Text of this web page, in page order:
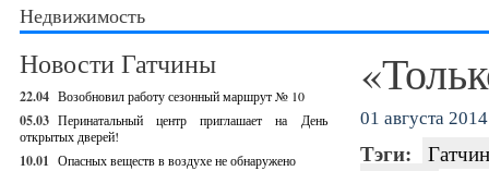
Недвижимость
Новости Гатчины
22.04 Возобновил работу сезонный маршрут № 10
05.03 Перинатальный центр приглашает на День
открытых дверей!
10.01 Опасных веществ в воздухе не обнаружено
01 августа 2014
Тэги: